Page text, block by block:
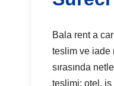
Bala rent a
teslim ve iade
sırasında
teslimi; otel,